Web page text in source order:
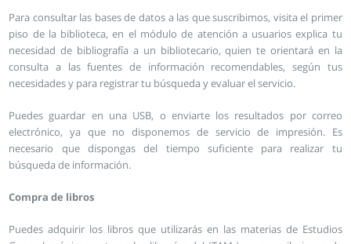
Para consultar las bases de datos a las que suscribimos, visita el primer
piso de la biblioteca, en el módulo de atención a usuarios explica tu
necesidad de bibliografía a un bibliotecario, quien te orientará en la
consulta a las fuentes de información recomendables, según tus
necesidades y para registrar tu búsqueda y evaluar el servicio.
Puedes guardar en una USB, o enviarte los resultados por correo
electrónico, ya que no disponemos de servicio de impresión. Es
necesario que dispongas del tiempo suficiente para realizar tu
búsqueda de información.
Compra de libros
Puedes adquirir los libros que utilizarás en las materias de Estudios